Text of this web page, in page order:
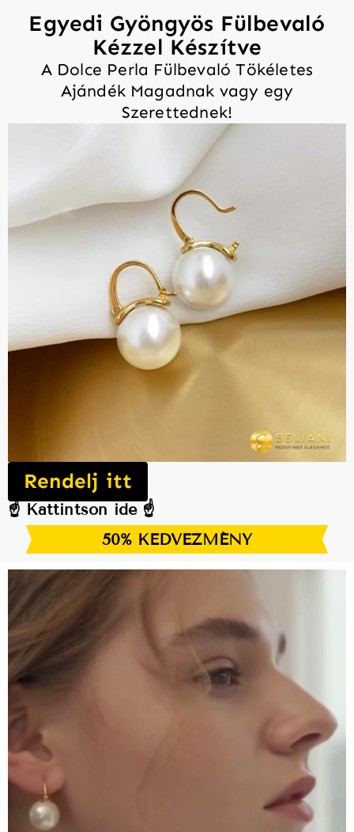
Egyedi Gyöngyös Fülbevaló
Kézzel Készítve
A Dolce Perla Fülbevaló Tökéletes
Ajándék Magadnak vagy egy
Szerettednek!
Rendelj itt
☝️ Kattintson ide ☝️
50% KEDVEZMÉNY